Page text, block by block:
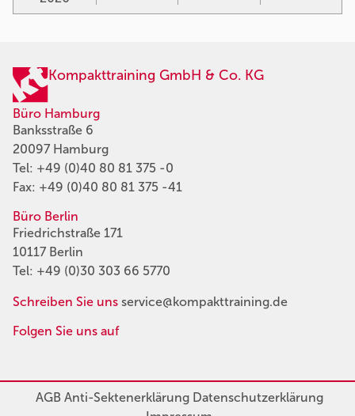
Kompakttraining GmbH & Co. KG
Büro Hamburg
Banksstraße 6
20097 Hamburg
Tel: +49 (0)40 80 81 375 -0
Fax: +49 (0)40 80 81 375 -41
Büro Berlin
Friedrichstraße 171
10117 Berlin
Tel: +49 (0)30 303 66 5770
Schreiben Sie uns service@kompakttraining.de
Folgen Sie uns auf
AGBAnti-SektenerklärungDatenschutzerklärung